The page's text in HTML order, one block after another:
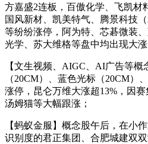
方嘉盛2连板，百傲化学、飞凯材
国风新材、凯美特气、腾景科技
等纷纷涨停，阿为特、芯碁微装
光学、苏大维格等盘中均出现大涨
【文生视频、AIGC、AI广告等
（20CM）、蓝色光标（20CM）
涨停，昆仑万维大涨超13%，因赛
汤姆猫等大幅跟涨；
【蚂蚁金服】概念股午后，在小
识别度的君正集团、合肥城建双